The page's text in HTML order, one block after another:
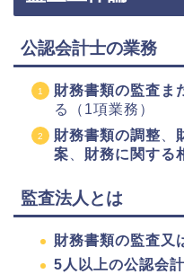
公認会計士の業務
財務書類の監査ま
る（1項業務）
財務書類の調整、
案、 財務に関する
監査法人とは
財務書類の監査又
5人以上の公認会